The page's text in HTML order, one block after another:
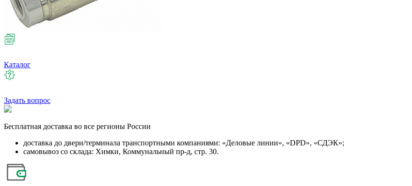
Каталог
Задать вопрос
Бесплатная доставка во все регионы России
доставка до двери/терминала транспортными компаниями: «Деловые линии», «DPD», «СДЭК»;
самовывоз со склада: Химки, Коммунальный пр-д, стр. 30.